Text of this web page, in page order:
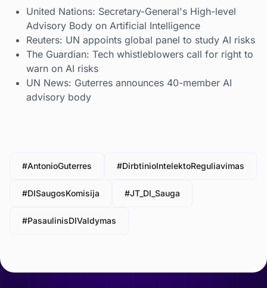
United Nations: Secretary-General's High-level
Advisory Body on Artificial Intelligence
Reuters: UN appoints global panel to study AI risks
The Guardian: Tech whistleblowers call for right to
warn on AI risks
UN News: Guterres announces 40-member AI
advisory body
#AntonioGuterres #DirbtinioIntelektoReguliavimas
#DISaugosKomisija #JT_DI_Sauga
#PasaulinisDIValdymas